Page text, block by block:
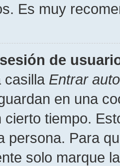
Es muy
de
casilla Entrar
en una
cierto tiempo.
persona. Para
solo marque